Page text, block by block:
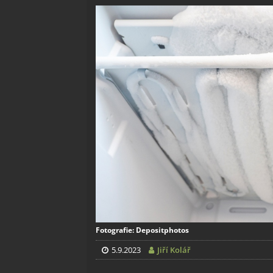
Fotografie: Depositphotos
5.9.2023 Jiří Kolář